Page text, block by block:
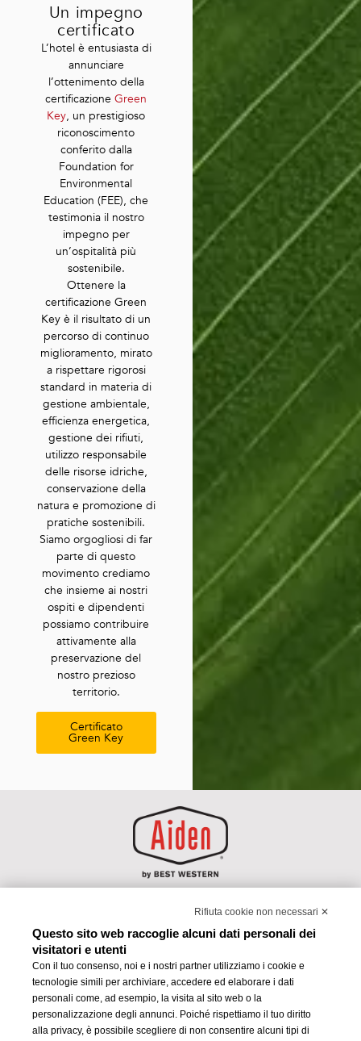
Un impegno
certificato
L’hotel è entusiasta di
annunciare
l’ottenimento della
certificazioneGreen
Key, un prestigioso
riconoscimento
conferito dalla
Foundation for
Environmental
Education (FEE), che
testimonia il nostro
impegno per
un’ospitalità più
sostenibile.
Ottenere la
certificazione Green
Key è il risultato di un
percorso di continuo
miglioramento, mirato
a rispettare rigorosi
standard in materia di
gestione ambientale,
efficienza energetica,
gestione dei rifiuti,
utilizzo responsabile
delle risorse idriche,
conservazione della
natura e promozione di
pratiche sostenibili.
Siamo orgogliosi di far
parte di questo
movimento crediamo
che insieme ai nostri
ospiti e dipendenti
possiamo contribuire
attivamente alla
preservazione del
nostro prezioso
territorio.
Certificato
Green Key
operated.
JHDDunant Hotel –
02229910209 – CIN:IT020017A1PYR6BMEP
Privacy Policy–Cookie Policy
Rifiuta cookie non necessari ✕
Questo sito web raccoglie alcuni dati personali dei
visitatori e utenti
Con il tuo consenso, noi e i nostri partner utilizziamo i cookie e
tecnologie simili per archiviare, accedere ed elaborare i dati
personali come, ad esempio, la visita al sito web o la
personalizzazione degli annunci. Poiché rispettiamo il tuo diritto
alla privacy, è possibile scegliere di non consentire alcuni tipi di